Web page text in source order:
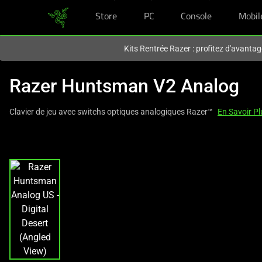
Store PC Console
Kits Rentrée Razer : profitez
Razer Huntsman V2 Analog
Clavier de jeu avec switchs optiques analogiques Razer™ En Savoir
a
carousel
with
one
large
image
and